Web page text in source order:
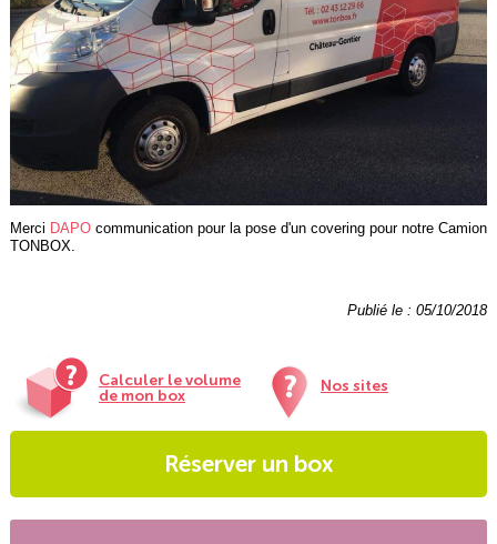
Merci DAPOcommunication pour la pose d'un covering pour notre Camion
TONBOX.
Publié le : 05/10/2018
Calculer le volume
de mon box
Nos sites
Réserver un box